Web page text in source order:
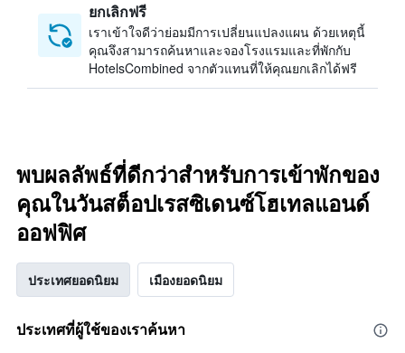
ยกเลิกฟรี
เราเข้าใจดีว่าย่อมมีการเปลี่ยนแปลงแผน ด้วยเหตุนี้
คุณจึงสามารถค้นหาและจองโรงแรมและที่พักกับ
HotelsCombined จากตัวแทนที่ให้คุณยกเลิกได้ฟรี
พบผลลัพธ์ที่ดีกว่าสำหรับการเข้าพักของ
คุณในวันสต็อปเรสซิเดนซ์โฮเทลแอนด์
ออฟฟิศ
ประเทศยอดนิยม เมืองยอดนิยม
ประเทศที่ผู้ใช้ของเราค้นหา